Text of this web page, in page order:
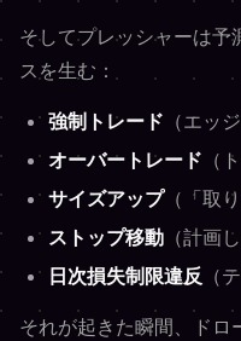
そしてプレッシャーは予
スを生む：
強制トレード （エッ
オーバートレード （
サイズアップ（「取
ストップ移動 （計画
日次損失制限違反 （
それが起きた瞬間、ド